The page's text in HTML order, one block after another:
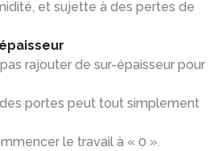
et sujette à des pertes de
rajouter de sur-épaisseur pour
des portes peut tout simplement
le travail à « 0 ».